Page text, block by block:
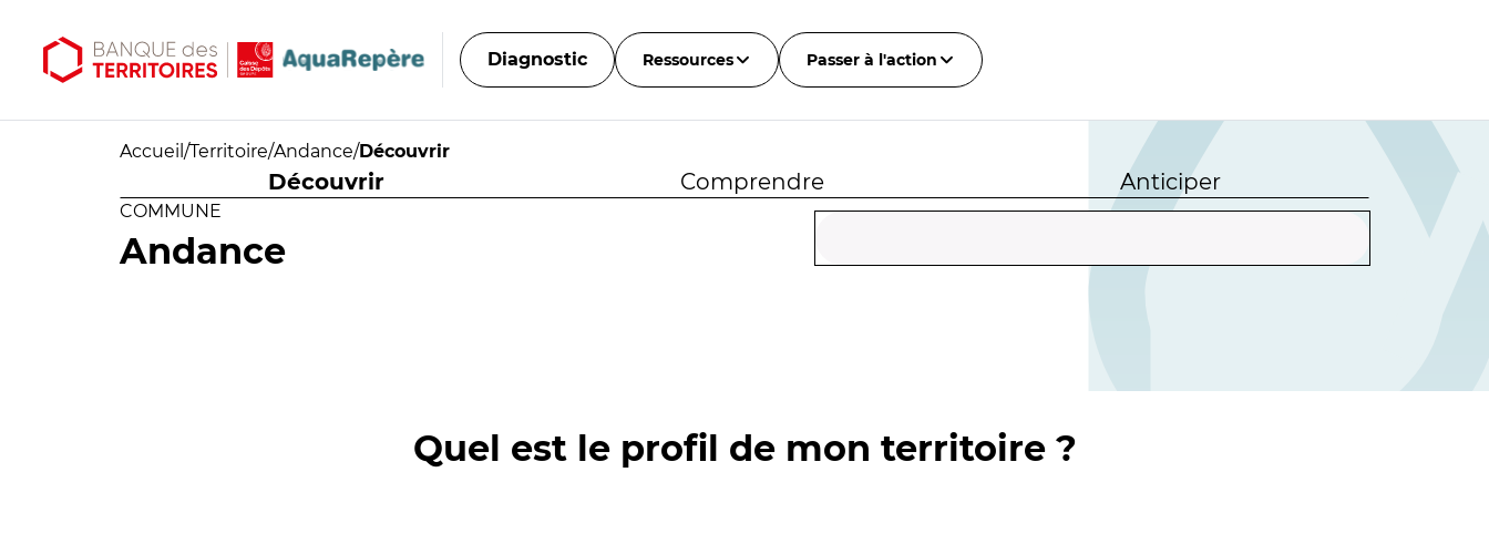
Diagnostic Ressources Passer à l'action
Accueil /Territoire/Andance/Découvrir
Découvrir Comprendre Anticiper
COMMUNE
Andance
Quel est le profil de mon territoire ?